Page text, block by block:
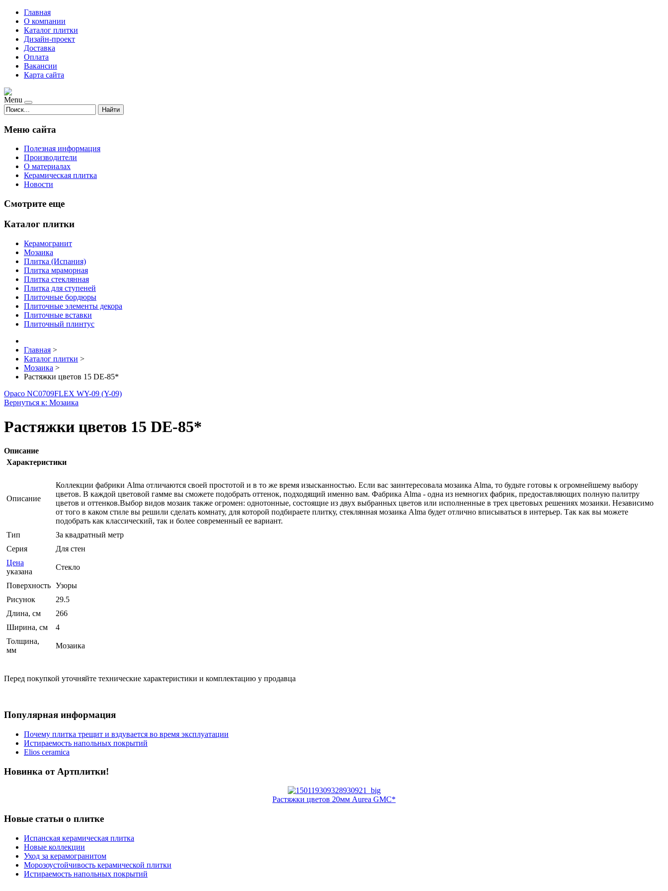
Главная
О компании
Каталог плитки
Дизайн-проект
Доставка
Оплата
Вакансии
Карта сайта
Menu
Найти
Меню сайта
Полезная информация
Производители
О материалах
Керамическая плитка
Новости
Смотрите еще
Каталог плитки
Керамогранит
Мозаика
Плитка (Испания)
Плитка мраморная
Плитка стеклянная
Плитка для ступеней
Плиточные бордюры
Плиточные элементы декора
Плиточные вставки
Плиточный плинтус
Главная >
Каталог плитки >
Мозаика >
Растяжки цветов 15 DE-85*
Opaco NC0709FLEX WY-09 (Y-09)
Вернуться к: Мозаика
Растяжки цветов 15 DE-85*
Описание
Характеристики
Описание
Коллекции фабрики Alma отличаются своей простотой и в то же время изысканностью. Если вас заинтересовала мозаика Alma, то будьте готовы к огромнейшему выбору
цветов. В каждой цветовой гамме вы сможете подобрать оттенок, подходящий именно вам. Фабрика Alma - одна из немногих фабрик, предоставляющих полную палитру
цветов и оттенков.Выбор видов мозаик также огромен: однотонные, состоящие из двух выбранных цветов или исполненные в трех цветовых решениях мозаики. Независимо
от того в каком стиле вы решили сделать комнату, для которой подбираете плитку, стеклянная мозаика Alma будет отлично вписываться в интерьер. Так как вы можете
подобрать как классический, так и более современный ее вариант.
Тип
За квадратный метр
Серия
Для стен
Цена
указана
Стекло
Поверхность Узоры
Рисунок
29.5
Длина, см
266
Ширина, см
4
Толщина,
мм
Мозаика
Перед покупкой уточняйте технические характеристики и комплектацию у продавца
Популярная информация
Почему плитка трещит и вздувается во время эксплуатации
Истираемость напольных покрытий
Elios ceramica
Новинка от Артплитки!
Растяжки цветов 20мм Aurea GMC*
Новые статьи о плитке
Испанская керамическая плитка
Новые коллекции
Уход за керамогранитом
Морозоустойчивость керамической плитки
Истираемость напольных покрытий